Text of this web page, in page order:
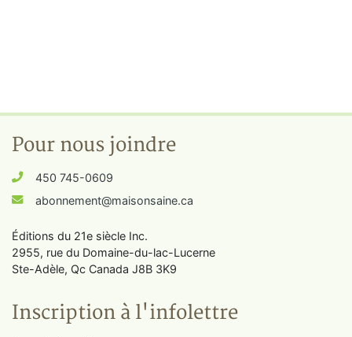
Pour nous joindre
450 745-0609
abonnement@maisonsaine.ca
Éditions du 21e siècle Inc.
2955, rue du Domaine-du-lac-Lucerne
Ste-Adèle, Qc Canada J8B 3K9
Inscription à l'infolettre